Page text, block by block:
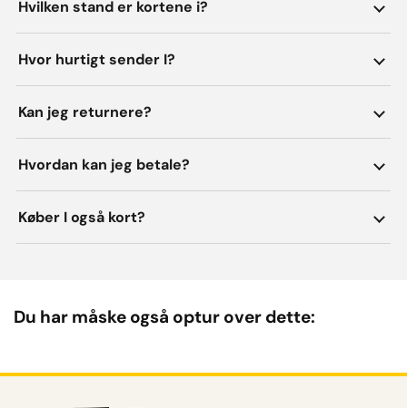
Hvilken stand er kortene i?
Hvor hurtigt sender I?
Kan jeg returnere?
Hvordan kan jeg betale?
Køber I også kort?
Du har måske også optur over dette: